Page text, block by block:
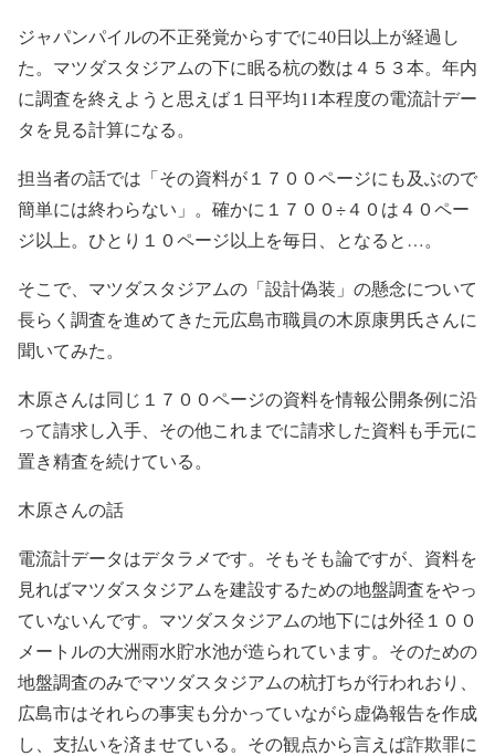
ジャパンパイルの不正発覚からすでに40日以上が経過し
た。マツダスタジアムの下に眠る杭の数は４５３本。年内
に調査を終えようと思えば１日平均11本程度の電流計デー
タを見る計算になる。
担当者の話では「その資料が１７００ページにも及ぶので
簡単には終わらない」。確かに１７００÷４０は４０ペー
ジ以上。ひとり１０ページ以上を毎日、となると…。
そこで、マツダスタジアムの「設計偽装」の懸念について
長らく調査を進めてきた元広島市職員の木原康男氏さんに
聞いてみた。
木原さんは同じ１７００ページの資料を情報公開条例に沿
って請求し入手、その他これまでに請求した資料も手元に
置き精査を続けている。
木原さんの話
電流計データはデタラメです。そもそも論ですが、資料を
見ればマツダスタジアムを建設するための地盤調査をやっ
ていないんです。マツダスタジアムの地下には外径１００
メートルの大洲雨水貯水池が造られています。そのための
地盤調査のみでマツダスタジアムの杭打ちが行われおり、
広島市はそれらの事実も分かっていながら虚偽報告を作成
し、支払いを済ませている。その観点から言えば詐欺罪に